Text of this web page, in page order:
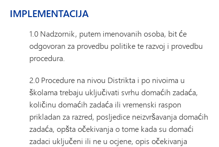
IMPLEMENTACIJA
1.0 Nadzornik, putem imenovanih osoba, bit će
odgovoran za provedbu politike te razvoj i provedbu
procedura.
2.0 Procedure na nivou Distrikta i po nivoima u
školama trebaju uključivati ​​svrhu domaćih zadaća,
količinu domaćih zadaća ili vremenski raspon
prikladan za razred, posljedice neizvršavanja domaćih
zadaća, opšta očekivanja o tome kada su domaći
zadaci uključeni ili ne u ocjene, opis očekivanja